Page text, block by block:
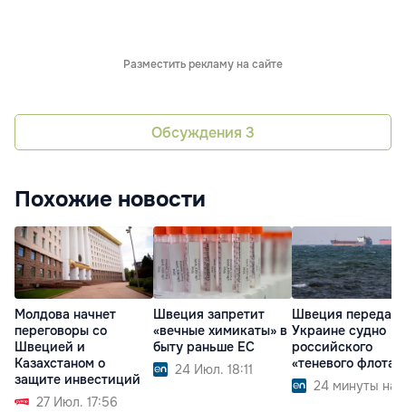
Разместить рекламу на сайте
Обсуждения 3
Похожие новости
Молдова начнет
переговоры со
Швецией и
Казахстаном о
защите инвестиций
27 Июл. 17:56
Швеция запретит
«вечные химикаты» в
быту раньше ЕС
24 Июл. 18:11
Швеция передаст
Украине судно
российского
«теневого флота»
24 минуты